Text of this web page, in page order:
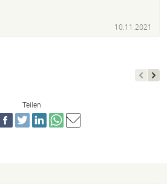
Werbung Design Digital
10.11.2021
Teilen